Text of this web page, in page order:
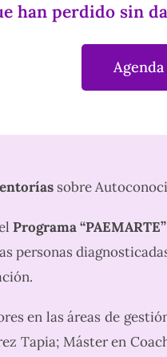
han perdido sin
sobre
Programa “PAEMARTE”
personas
en las áreas de
Tapia; Máster en